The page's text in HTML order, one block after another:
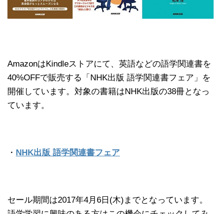
AmazonはKindleストアにて、英語などの語学関連書を
40%OFFで販売する「NHK出版 語学関連書フェア」を
開催しています。対象の書籍はNHK出版の38冊となっ
ています。
・ NHK出版 語学関連書フェア
セール期間は2017年4月6日(木)までとなっています。